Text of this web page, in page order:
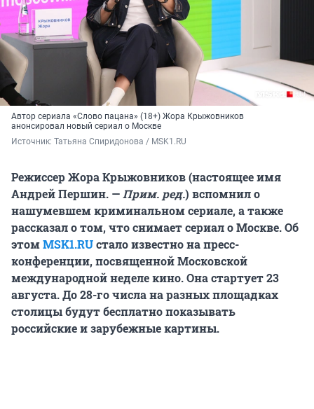
Автор сериала «Слово пацана» (18+) Жора Крыжовников
анонсировал новый сериал о Москве
Источник: Татьяна Спиридонова / MSK1.RU
Режиссер Жора Крыжовников (настоящее имя
Андрей Першин. —Прим. ред.) вспомнил о
нашумевшем криминальном сериале, а также
рассказал о том, что снимает сериал о Москве. Об
этомMSK1.RUстало известно на пресс-
конференции, посвященной Московской
международной неделе кино. Она стартует 23
августа. До 28-го числа на разных площадках
столицы будут бесплатно показывать
российские и зарубежные картины.